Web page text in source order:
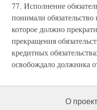
77. Исполнение
понимали
которое должно
прекращения
кредитных
освобождало должника
О